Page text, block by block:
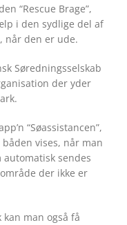
“Rescue Brage”,
i den sydlige del af
når den er ude.
Søredningsselskab
der yder
“Søassistancen”,
båden vises, når man
automatisk sendes
der ikke er
kan man også få